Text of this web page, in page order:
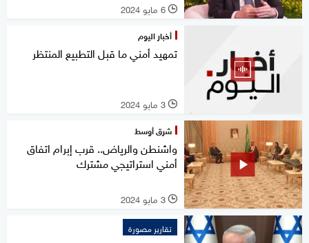
l 6 مايو 2024
أخبار اليوم
تمهيد أمني ما قبل التطبيع المنتظر
l 3 مايو 2024
شرق أوسط
واشنطن والرياض.. قرب إبرام اتفاق
أمني استراتيجي مشترك
l 3 مايو 2024
تقارير مصورة